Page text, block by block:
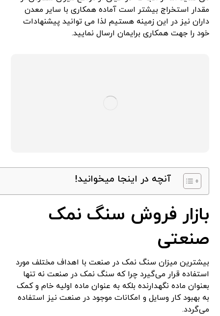
مقدار استخراج بیشتر است آماده همکاری با سایر معدن
داران نیز در این زمینه هستیم لذا می توانید پیشنهادات
خود را جهت همکاری برایمان ارسال نمایید.
آنچه در اینجا میخوانید!
بازار فروش سنگ نمک
صنعتی
بیشترین میزان سنگ نمک در صنعت با اهداف مختلف مورد
استفاده قرار می‌گیرد چرا که سنگ نمک در صنعت نه تنها
بعنوان ماده نگهدارنده بلکه به عنوان ماده اولیه خام و کمک
به بهبود کار وسایل و امکانات موجود در صنعت نیز استفاده
می‌گردد.